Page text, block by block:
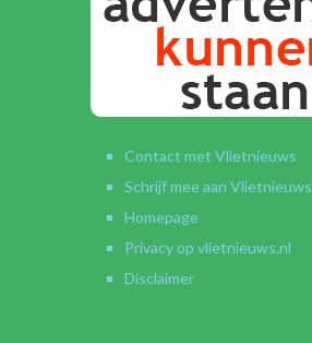
Contact met Vlietnieuws
Schrijf mee aan Vlietnieuws
Homepage
Privacy op vlietnieuws.nl
Disclaimer